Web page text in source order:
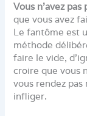
Vous n’avez
que vous avez
Le fantôme est
méthode
faire le vide,
croire que vous
vous rendez pas
infliger.